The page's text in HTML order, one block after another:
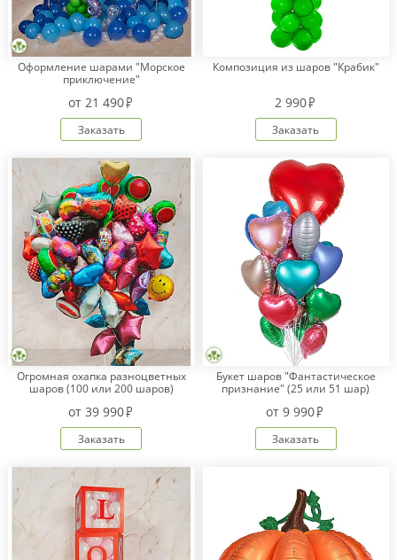
Розы
Подарки
Оплата
заказа
Условия
доставки
Бонусная
программа
Корпоративным
клиентам
Обратная
О
компании
language
Оформление шарами "Морское
приключение"
от 21 490
Заказать
Композиция из шаров "Крабик"
2 990
Заказать
Огромная охапка разноцветных
шаров (100 или 200 шаров)
от 39 990
Заказать
Букет шаров "Фантастическое
признание" (25 или 51 шар)
от9 990
Заказать